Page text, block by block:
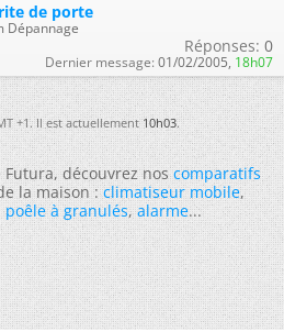
de porte
Dépannage
Réponses: 0
Dernier message: 01/02/2005, 18h07
+1. Il est actuellement10h03.
découvrez noscomparatifs
la maison :climatiseur mobile,
poêle à granulés,alarme...